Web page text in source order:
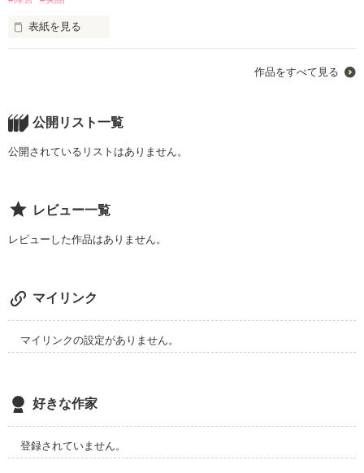
表紙を見る
この小説に書き込みます。
最後まで読まなくてもかまいません。
いるんだ…など、共感さえしてくれば
どうか、途中まででもいいので
感想を下さいm(_ _)m
作品をすべて見る
公開リスト一覧
公開されているリストはありません。
レビュー一覧
レビューした作品はありません。
マイリンク
マイリンクの設定がありません。
好きな作家
登録されていません。